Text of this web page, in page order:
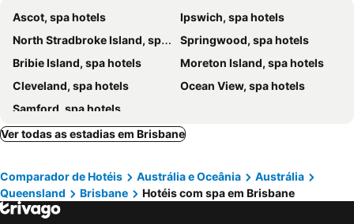
Ascot, spa hotels
Ipswich, spa hotels
North Stradbroke Island, spa hotels
Springwood, spa hotels
Bribie Island, spa hotels
Moreton Island, spa hotels
Cleveland, spa hotels
Ocean View, spa hotels
Samford, spa hotels
Ver todas as estadias em Brisbane
Comparador de Hotéis Austrália e Oceânia
Austrália
Queensland
Brisbane Hotéis com spa em Brisbane